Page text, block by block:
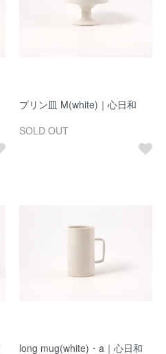
プリン皿 M(white)｜心日和
SOLD OUT
long mug(white)・a｜心日和